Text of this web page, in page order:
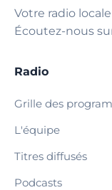
Votre radio locale
Écoutez-nous
Radio
Grille des
L'équipe
Titres diffusés
Podcasts